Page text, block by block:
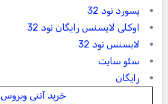
پسورد نود 32
اوکلی لایسنس رایگان نود 32
لایسنس نود 32
سئو سایت
رایگان
خرید آنتی ویروس